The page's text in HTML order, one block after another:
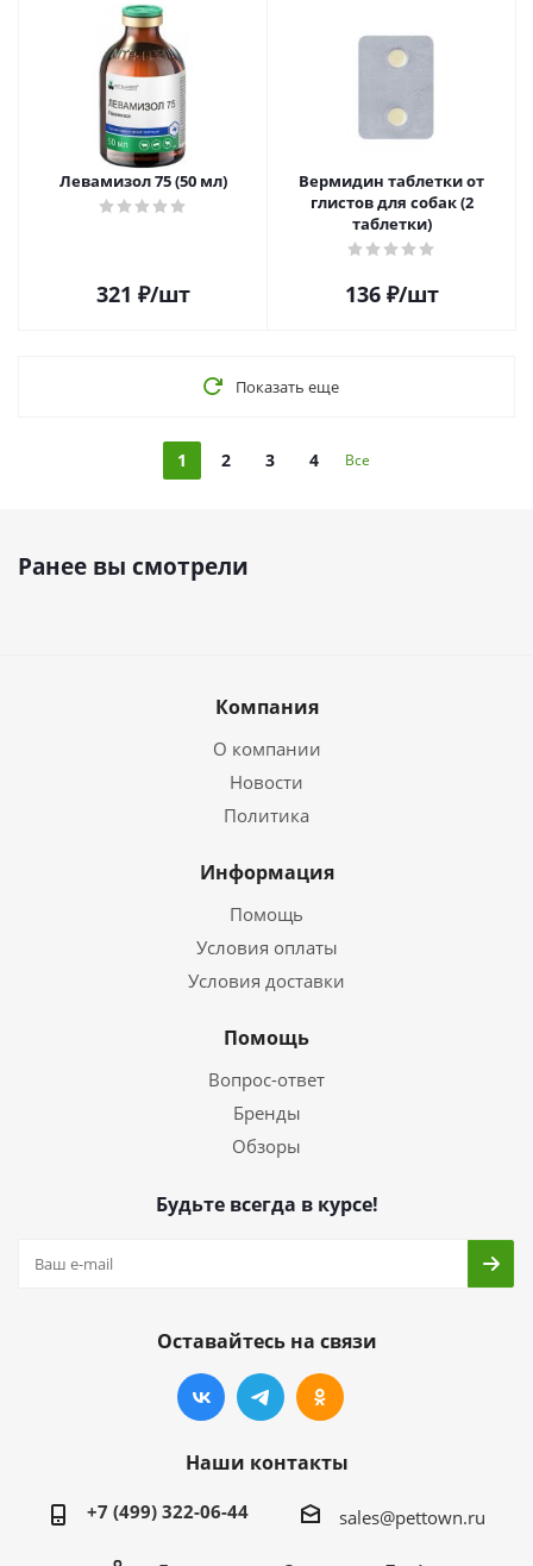
Левамизол 75 (50 мл)
321 ₽/шт
Вермидин таблетки от
глистов для собак (2
таблетки)
136₽/шт
Показать еще
1 2 3 4 Все
Ранее вы смотрели
Компания
О компании
Новости
Политика
Информация
Помощь
Условия оплаты
Условия доставки
Помощь
Вопрос-ответ
Бренды
Обзоры
Будьте всегда в курсе!
Оставайтесь на связи
Наши контакты
+7 (499) 322-06-44 sales@pettown.ru